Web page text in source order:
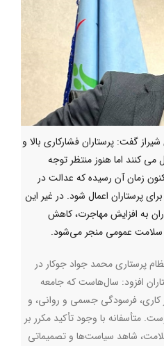
گفت: پرستاران فشارکاری بالا و
کنند اما هنوز منتظر توجه
زمان آن رسیده که عدالت در
پرستاران اعمال شود. در غیر این
به افزایش مهاجرت، کاهش
سلامت عمومی منجر می‌شود.
پرستاری محمد جواد جوکار در
افزود: سال‌هاست که جامعه
کاری، فرسودگی جسمی و روانی، و
متأسفانه با وجود تأکید مکرر بر
شاهد سیاست‌ها و تصمیماتی